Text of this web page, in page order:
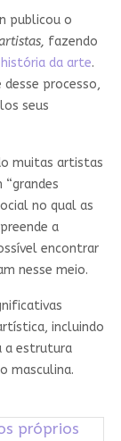
publicou o
fazendo
história da arte.
processo,
seus
muitas artistas
no qual as
a
encontrar
nesse meio.
incluindo
a estrutura
masculina.
próprios